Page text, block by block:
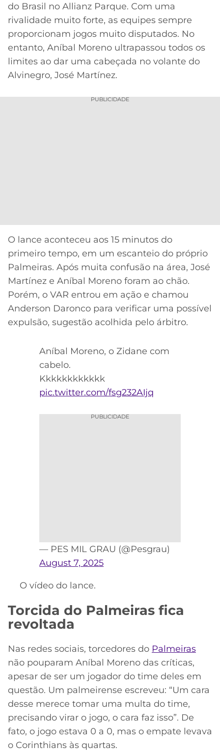
ONLINE
2026
GRÊMIO
ATLÉTICO
MG
LALIGA
do Brasil no Allianz Parque. Com uma
rivalidade muito forte, as equipes sempre
proporcionam jogos muito disputados. No
entanto, Aníbal Moreno ultrapassou todos os
limites ao dar uma cabeçada no volante do
Alvinegro, José Martínez.
PUBLICIDADE
O lance aconteceu aos 15 minutos do
primeiro tempo, em um escanteio do próprio
Palmeiras. Após muita confusão na área, José
Martínez e Aníbal Moreno foram ao chão.
Porém, o VAR entrou em ação e chamou
Anderson Daronco para verificar uma possível
expulsão, sugestão acolhida pelo árbitro.
Aníbal Moreno, o Zidane com
cabelo.
Kkkkkkkkkkkk
pic.twitter.com/fsg232AIjq
PUBLICIDADE
— PES MIL GRAU (@Pesgrau)
August 7, 2025
O vídeo do lance.
Torcida do Palmeiras fica
revoltada
Nas redes sociais, torcedores do Palmeiras
não pouparam Aníbal Moreno das críticas,
apesar de ser um jogador do time deles em
questão. Um palmeirense escreveu: “Um cara
desse merece tomar uma multa do time,
precisando virar o jogo, o cara faz isso”. De
fato, o jogo estava 0 a 0, mas o empate levava
o Corinthians às quartas.